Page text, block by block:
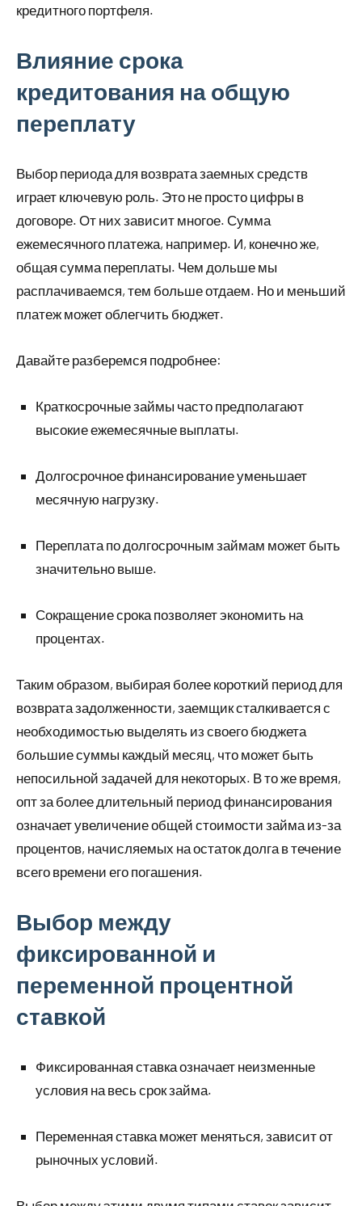
кредитного портфеля.
Влияние срока
кредитования на общую
переплату
Выбор периода для возврата заемных средств
играет ключевую роль. Это не просто цифры в
договоре. От них зависит многое. Сумма
ежемесячного платежа, например. И, конечно же,
общая сумма переплаты. Чем дольше мы
расплачиваемся, тем больше отдаем. Но и меньший
платеж может облегчить бюджет.
Давайте разберемся подробнее:
Краткосрочные займы часто предполагают
высокие ежемесячные выплаты.
Долгосрочное финансирование уменьшает
месячную нагрузку.
Переплата по долгосрочным займам может быть
значительно выше.
Сокращение срока позволяет экономить на
процентах.
Таким образом, выбирая более короткий период для
возврата задолженности, заемщик сталкивается с
необходимостью выделять из своего бюджета
большие суммы каждый месяц, что может быть
непосильной задачей для некоторых. В то же время,
опт за более длительный период финансирования
означает увеличение общей стоимости займа из-за
процентов, начисляемых на остаток долга в течение
всего времени его погашения.
Выбор между
фиксированной и
переменной процентной
ставкой
Фиксированная ставка означает неизменные
условия на весь срок займа.
Переменная ставка может меняться, зависит от
рыночных условий.